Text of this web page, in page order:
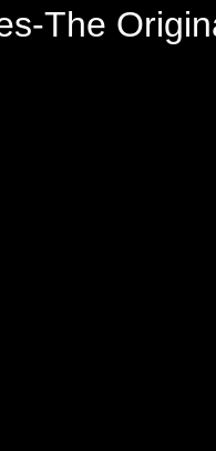
The